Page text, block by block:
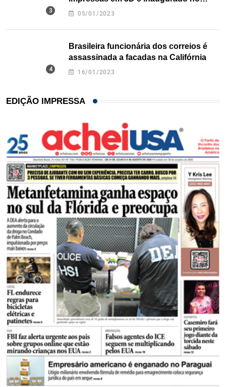
Texas
05/01/2023
Brasileira funcionária dos correios é
assassinada a facadas na Califórnia
16/01/2023
EDIÇÃO IMPRESSA